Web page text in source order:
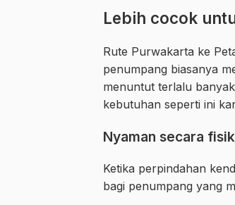
Lebih cocok
Rute Purwakarta ke
penumpang biasanya
menuntut terlalu
kebutuhan seperti ini
Nyaman secara fisik
Ketika perpindahan
bagi penumpang yang